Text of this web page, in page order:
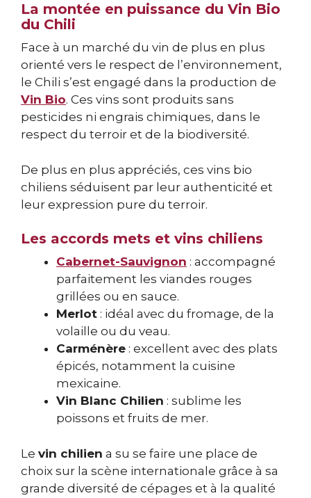
La montée en puissance du Vin Bio
du Chili
Face à un marché du vin de plus en plus
orienté vers le respect de l’environnement,
le Chili s’est engagé dans la production de
Vin Bio. Ces vins sont produits sans
pesticides ni engrais chimiques, dans le
respect du terroir et de la biodiversité.
De plus en plus appréciés, ces vins bio
chiliens séduisent par leur authenticité et
leur expression pure du terroir.
Les accords mets et vins chiliens
Cabernet-Sauvignon : accompagné
parfaitement les viandes rouges
grillées ou en sauce.
Merlot : idéal avec du fromage, de la
volaille ou du veau.
Carménère : excellent avec des plats
épicés, notamment la cuisine
mexicaine.
Vin Blanc Chilien : sublime les
poissons et fruits de mer.
Le vin chilien a su se faire une place de
choix sur la scène internationale grâce à sa
grande diversité de cépages et à la qualité